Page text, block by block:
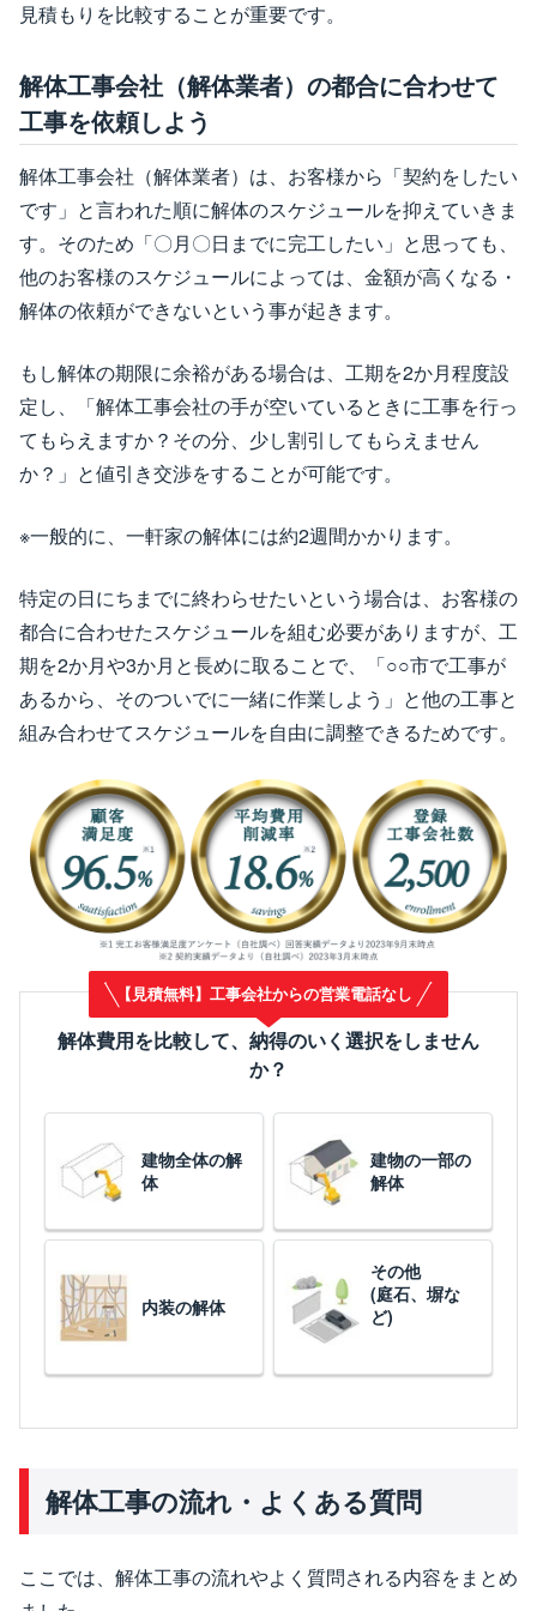
見積もりを比較することが重要です。
解体工事会社（解体業者）の都合に合わせて
工事を依頼しよう
解体工事会社（解体業者）は、お客様から「契約をしたい
です」と言われた順に解体のスケジュールを抑えていきま
す。そのため「〇月〇日までに完工したい」と思っても、
他のお客様のスケジュールによっては、金額が高くなる・
解体の依頼ができないという事が起きます。
もし解体の期限に余裕がある場合は、工期を2か月程度設
定し、「解体工事会社の手が空いているときに工事を行っ
てもらえますか？その分、少し割引してもらえません
か？」と値引き交渉をすることが可能です。
※一般的に、一軒家の解体には約2週間かかります。
特定の日にちまでに終わらせたいという場合は、お客様の
都合に合わせたスケジュールを組む必要がありますが、工
期を2か月や3か月と長めに取ることで、「○○市で工事が
あるから、そのついでに一緒に作業しよう」と他の工事と
組み合わせてスケジュールを自由に調整できるためです。
【見積無料】工事会社からの営業電話なし
解体費用を比較して、納得のいく選択をしません
か？
建物全体の解
体
建物の一部の
解体
内装の解体
その他
(庭石、塀な
ど)
解体工事の流れ・よくある質問
ここでは、解体工事の流れやよく質問される内容をまとめ